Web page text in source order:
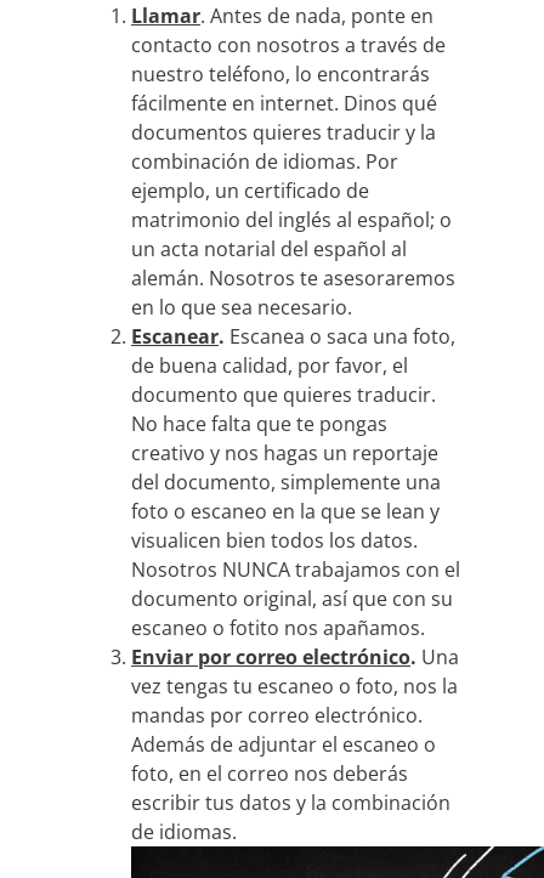
Llamar. Antes de nada, ponte en
contacto con nosotros a través de
nuestro teléfono, lo encontrarás
fácilmente en internet. Dinos qué
documentos quieres traducir y la
combinación de idiomas. Por
ejemplo, un certificado de
matrimonio del inglés al español; o
un acta notarial del español al
alemán. Nosotros te asesoraremos
en lo que sea necesario.
Escanear. Escanea o saca una foto,
de buena calidad, por favor, el
documento que quieres traducir.
No hace falta que te pongas
creativo y nos hagas un reportaje
del documento, simplemente una
foto o escaneo en la que se lean y
visualicen bien todos los datos.
Nosotros NUNCA trabajamos con el
documento original, así que con su
escaneo o fotito nos apañamos.
Enviar por correo electrónico. Una
vez tengas tu escaneo o foto, nos la
mandas por correo electrónico.
Además de adjuntar el escaneo o
foto, en el correo nos deberás
escribir tus datos y la combinación
de idiomas.